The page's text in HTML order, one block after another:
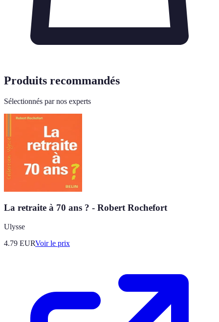
Produits recommandés
Sélectionnés par nos experts
La retraite à 70 ans ? - Robert Rochefort
Ulysse
4.79 EURVoir le prix